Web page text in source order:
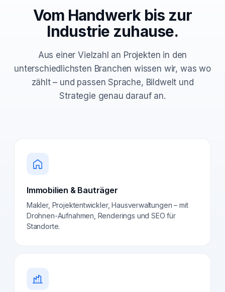
Vom Handwerk bis zur
Industrie zuhause.
Aus einer Vielzahl an Projekten in den
unterschiedlichsten Branchen wissen wir, was wo
zählt – und passen Sprache, Bildwelt und
Strategie genau darauf an.
Immobilien & Bauträger
Makler, Projektentwickler, Hausverwaltungen – mit
Drohnen-Aufnahmen, Renderings und SEO für
Standorte.